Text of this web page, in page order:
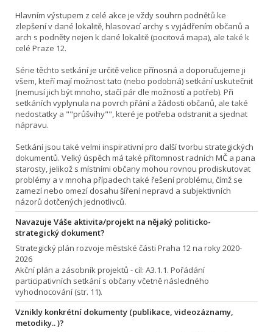
Hlavním výstupem z celé akce je vždy souhrn podnětů ke
zlepšení v dané lokalitě, hlasovací archy s vyjádřením občanů a
arch s podněty nejen k dané lokalitě (pocitová mapa), ale také k
celé Praze 12.
Série těchto setkání je určitě velice přínosná a doporučujeme ji
všem, kteří mají možnost tato (nebo podobná) setkání uskutečnit
(nemusí jich být mnoho, stačí pár dle možností a potřeb). Při
setkáních vyplynula na povrch přání a žádosti občanů, ale také
nedostatky a ""průšvihy"", které je potřeba odstranit a sjednat
nápravu.
Setkání jsou také velmi inspirativní pro další tvorbu strategických
dokumentů. Velký úspěch má také přítomnost radních MČ a pana
starosty, jelikož s místními občany mohou rovnou prodiskutovat
problémy a v mnoha případech také řešení problému, čímž se
zamezí nebo omezí dosahu šíření nepravd a subjektivních
názorů dotčených jednotlivců.
Navazuje Váše aktivita/projekt na nějaký politicko-
strategický dokument?
Strategický plán rozvoje městské části Praha 12 na roky 2020-
2026
Akční plán a zásobník projektů - cíl: A3.1.1. Pořádání
participativních setkání s občany včetně následného
vyhodnocování (str. 11).
Vznikly konkrétní dokumenty (publikace, videozáznamy,
metodiky.. )?